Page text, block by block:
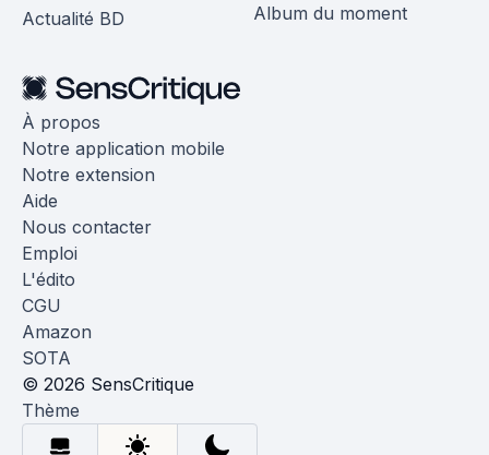
Actualité BD
Album du moment
À propos
Notre application mobile
Notre extension
Aide
Nous contacter
Emploi
L'édito
CGU
Amazon
SOTA
© 2026 SensCritique
Thème